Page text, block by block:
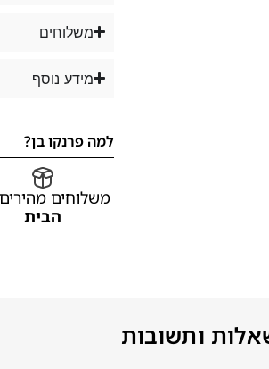
משלוחים
מידע נוסף
למה פרנקו בן?
משלוחים
הבית
ותשובות